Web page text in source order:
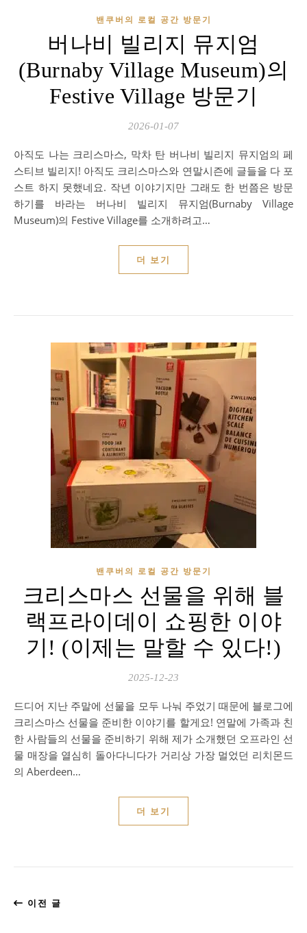
밴쿠버의 로컬 공간 방문기
버나비 빌리지 뮤지엄
(Burnaby Village Museum)의
Festive Village 방문기
2026-01-07
아직도 나는 크리스마스, 막차 탄 버나비 빌리지 뮤지엄의 페
스티브 빌리지! 아직도 크리스마스와 연말시즌에 글들을 다 포
스트 하지 못했네요. 작년 이야기지만 그래도 한 번쯤은 방문
하기를 바라는 버나비 빌리지 뮤지엄(Burnaby Village
Museum)의 Festive Village를 소개하려고…
더 보기
밴쿠버의 로컬 공간 방문기
크리스마스 선물을 위해 블
랙프라이데이 쇼핑한 이야
기! (이제는 말할 수 있다!)
2025-12-23
드디어 지난 주말에 선물을 모두 나눠 주었기 때문에 블로그에
크리스마스 선물을 준비한 이야기를 할게요! 연말에 가족과 친
한 사람들의 선물을 준비하기 위해 제가 소개했던 오프라인 선
물 매장을 열심히 돌아다니다가 거리상 가장 멀었던 리치몬드
의 Aberdeen…
더 보기
이전 글